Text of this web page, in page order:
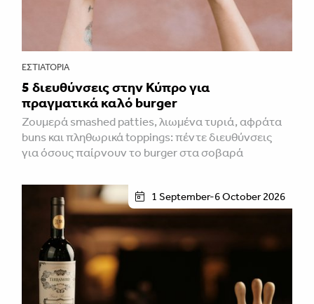
ΕΣΤΙΑΤΌΡΙΑ
5 διευθύνσεις στην Κύπρο για
πραγματικά καλό burger
Ζουμερά smashed patties, λιωμένα τυριά, αφράτα
buns και πληθωρικά toppings: πέντε διευθύνσεις
για όσους παίρνουν το burger στα σοβαρά
1 September-6 October 2026